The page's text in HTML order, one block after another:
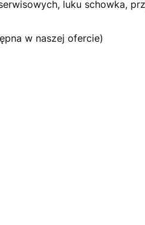
luku schowka,
w naszej ofercie)